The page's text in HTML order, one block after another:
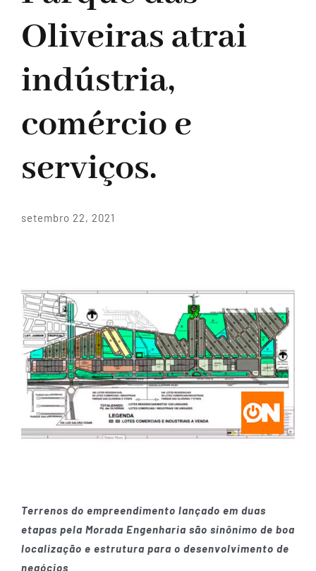
Quem somos
Lotes residenciais
Oliveiras atrai
indústria,
comércio e
serviços.
setembro 22, 2021
Terrenos do empreendimento lançado em duas
etapas pela Morada Engenharia são sinônimo de boa
localização e estrutura para o desenvolvimento de
negócios